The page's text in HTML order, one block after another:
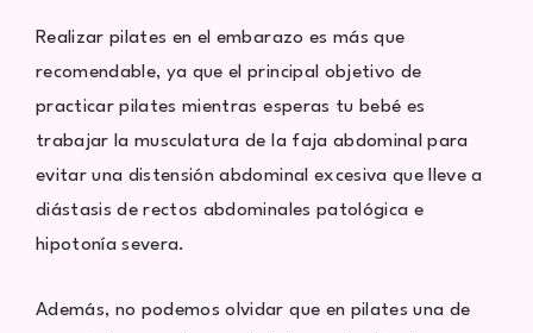
Realizar pilates en el embarazo es más que
recomendable, ya que el principal objetivo de
practicar pilates mientras esperas tu bebé es
trabajar la musculatura de la faja abdominal para
evitar una distensión abdominal excesiva que lleve a
diástasis de rectos abdominales patológica e
hipotonía severa.
Además, no podemos olvidar que en pilates una de